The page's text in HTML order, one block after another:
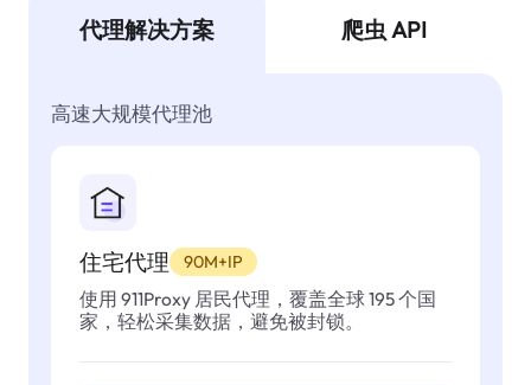
代理解决方案 爬虫 API
高速大规模代理池
住宅代理 90M+IP
使用 911Proxy 居民代理，覆盖全球 195 个国
家，轻松采集数据，避免被封锁。